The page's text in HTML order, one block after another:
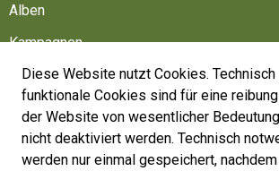
Diese Website nutzt Cookies.
funktionale Cookies sind für eine
der Website von wesentlicher
nicht deaktiviert werden. Technisch
werden nur einmal gespeichert,
Alben
Kampagnen
Friedhöfe
Belgische Armee
Machen Sie mit